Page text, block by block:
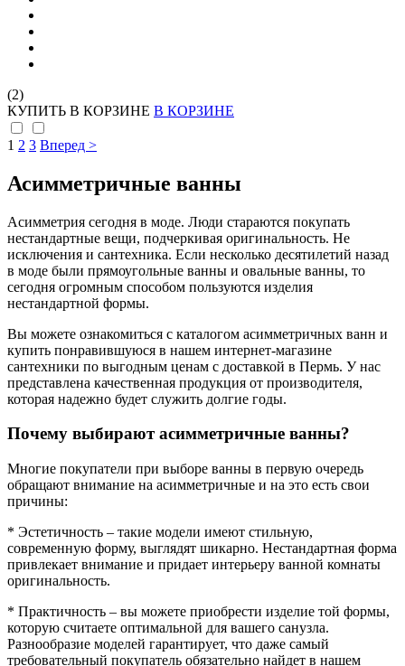
(2)
КУПИТЬ В КОРЗИНЕ В КОРЗИНЕ
1 2 3 Вперед >
Асимметричные ванны
Асимметрия сегодня в моде. Люди стараются покупать
нестандартные вещи, подчеркивая оригинальность. Не
исключения и сантехника. Если несколько десятилетий назад
в моде были прямоугольные ванны и овальные ванны, то
сегодня огромным способом пользуются изделия
нестандартной формы.
Вы можете ознакомиться с каталогом асимметричных ванн и
купить понравившуюся в нашем интернет-магазине
сантехники по выгодным ценам с доставкой в Пермь. У нас
представлена качественная продукция от производителя,
которая надежно будет служить долгие годы.
Почему выбирают асимметричные ванны?
Многие покупатели при выборе ванны в первую очередь
обращают внимание на асимметричные и на это есть свои
причины:
* Эстетичность – такие модели имеют стильную,
современную форму, выглядят шикарно. Нестандартная форма
привлекает внимание и придает интерьеру ванной комнаты
оригинальность.
* Практичность – вы можете приобрести изделие той формы,
которую считаете оптимальной для вашего санузла.
Разнообразие моделей гарантирует, что даже самый
требовательный покупатель обязательно найдет в нашем